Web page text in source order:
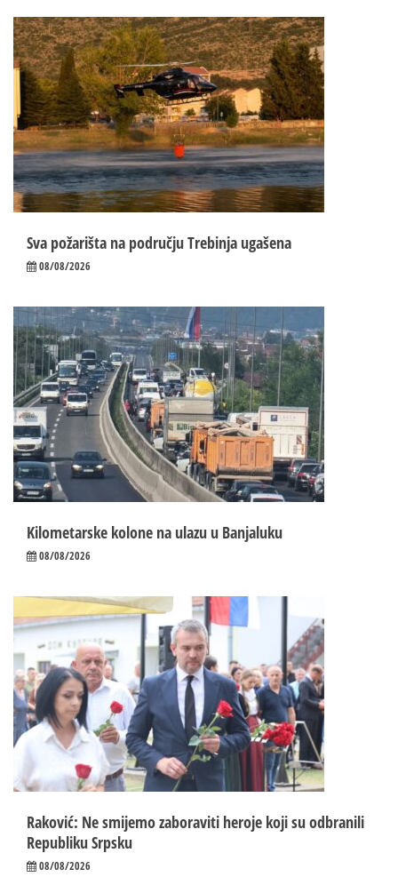
Sva požarišta na području Trebinja ugašena
08/08/2026
Kilometarske kolone na ulazu u Banjaluku
08/08/2026
Raković: Ne smijemo zaboraviti heroje koji su odbranili
Republiku Srpsku
08/08/2026